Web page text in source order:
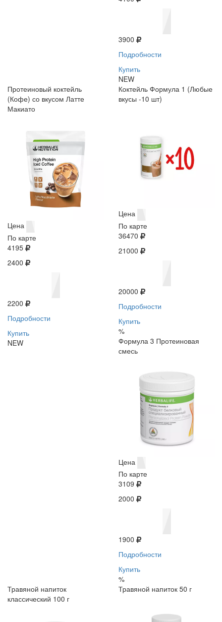
3900
Подробности
Купить
NEW
Протеиновый коктейль
(Кофе) со вкусом Латте
Макиато
Цена
По карте
4195
2400
2200
Подробности
Купить
NEW
Коктейль Формула 1 (Любые
вкусы -10 шт)
Цена
По карте
36470
21000
20000
Подробности
Купить
%
Формула 3 Протеиновая
смесь
Цена
По карте
3109
2000
1900
Подробности
Купить
%
Травяной напиток
классический 100 г
Травяной напиток 50 г